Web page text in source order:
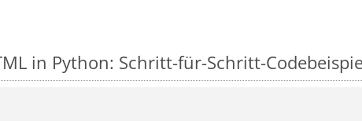
in Python: Schritt-für-Schritt-